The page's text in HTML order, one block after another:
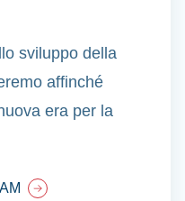
sviluppo della
affinché
era per la